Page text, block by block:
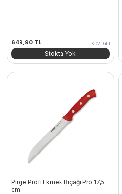
649,90 TL KDV Dahil
Stokta Yok
Pirge Profi Ekmek Bıçağı Pro 17,5
cm